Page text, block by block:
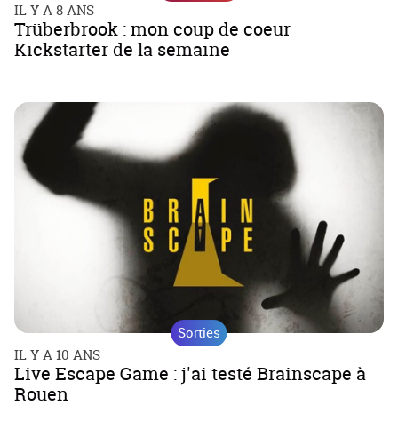
IL Y A 8 ANS
Trüberbrook : mon coup de coeur
Kickstarter de la semaine
Sorties
IL Y A 10 ANS
Live Escape Game : j'ai testé Brainscape à
Rouen